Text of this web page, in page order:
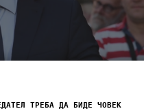
ТРЕБА ДА БИДЕ ЧОВЕК